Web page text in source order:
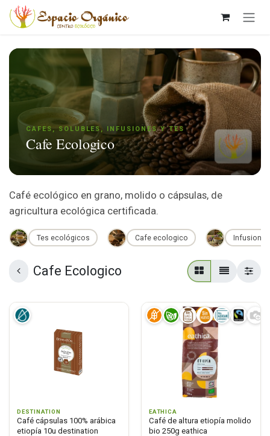
Ir al contenido
CAFES, SOLUBLES, INFUSIONES Y TES
Cafe Ecologico
Café ecológico en grano, molido o cápsulas, de
agricultura ecológica certificada.
Tes ecológicos Cafe ecologico Infusiones
Cafe Ecologico
DESTINATION
Café cápsulas 100% arábica
etiopía 10u destination
EATHICA
Café de altura etiopía molido
bio 250g eathica